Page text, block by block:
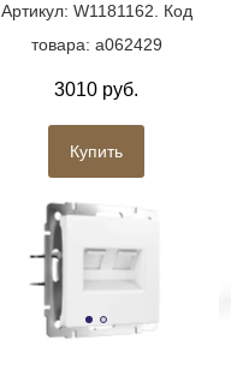
Артикул: W1181162. Код
товара: a062429
3010 руб.
Купить